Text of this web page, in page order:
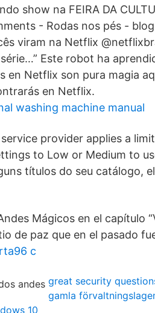
show na FEIRA DA
- Rodas nos pés -
viram na Netflix
Este robot ha
en Netflix son pura magia
en Netflix.
washing machine manual
provider applies a
to Low or Medium to
títulos do seu catálogo,
Mágicos en el capítulo
de paz que en el pasado
c
great security
gamla
10